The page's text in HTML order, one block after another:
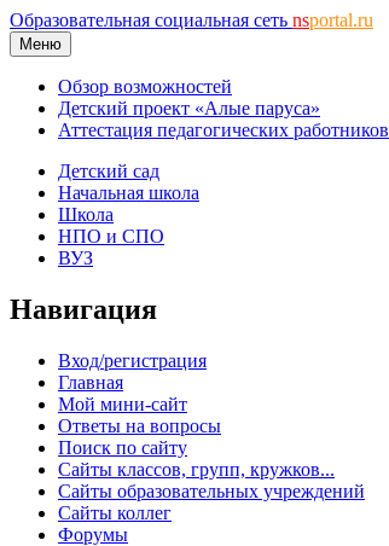
Образовательная социальная сеть nsportal.ru
Меню
Обзор возможностей
Детский проект «Алые паруса»
Аттестация педагогических работников
Детский сад
Начальная школа
Школа
НПО и СПО
ВУЗ
Навигация
Вход/регистрация
Главная
Мой мини-сайт
Ответы на вопросы
Поиск по сайту
Сайты классов, групп, кружков...
Сайты образовательных учреждений
Сайты коллег
Форумы